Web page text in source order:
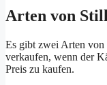
Arten von
Es gibt zwei Arten von
verkaufen, wenn der
Preis zu kaufen.